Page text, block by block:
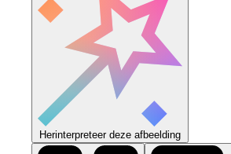
Herinterpreteer deze afbeelding